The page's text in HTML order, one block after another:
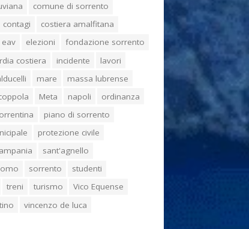
comune di sorrento
contagi
costiera amalfitana
eav elezioni
fondazione sorrento
costiera incidente
lavori
mare
massa lubrense
Meta napoli
ordinanza
piano di sorrento
protezione civile
sant'agnello
sorrento
studenti
treni turismo
Vico Equense
vincenzo de luca